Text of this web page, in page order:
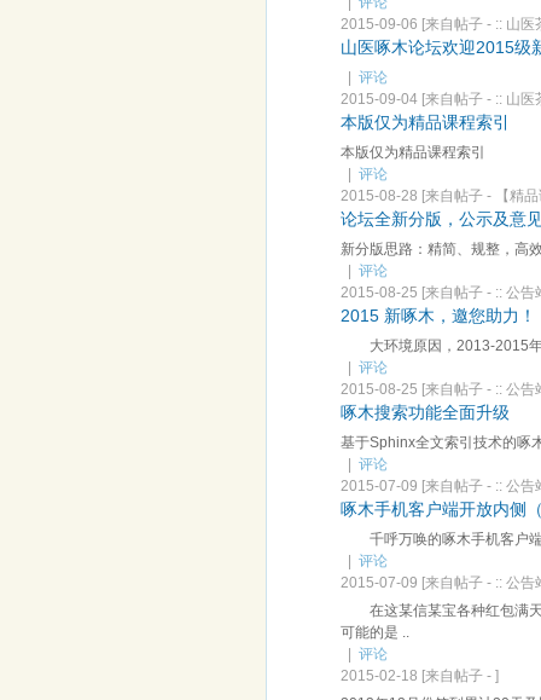
2015-09-06 [来自帖子 - :: 山医
山医啄木论坛欢迎2015级
| 评论
2015-09-04 [来自帖子 - :: 山医
本版仅为精品课程索引
本版仅为精品课程索引
| 评论
2015-08-28 [来自帖子 - 【精
论坛全新分版，公示及意
新分版思路：精简、规整，高
| 评论
2015-08-25 [来自帖子 - :: 公告
2015 新啄木，邀您助力！
大环境原因，2013-2015年
| 评论
2015-08-25 [来自帖子 - :: 公告
啄木搜索功能全面升级
基于Sphinx全文索引技术的啄
| 评论
2015-07-09 [来自帖子 - :: 公告
啄木手机客户端开放内侧
千呼万唤的啄木手机客户端
| 评论
2015-07-09 [来自帖子 - :: 公告
在这某信某宝各种红包满天
可能的是 ..
| 评论
2015-02-18 [来自帖子 - ]